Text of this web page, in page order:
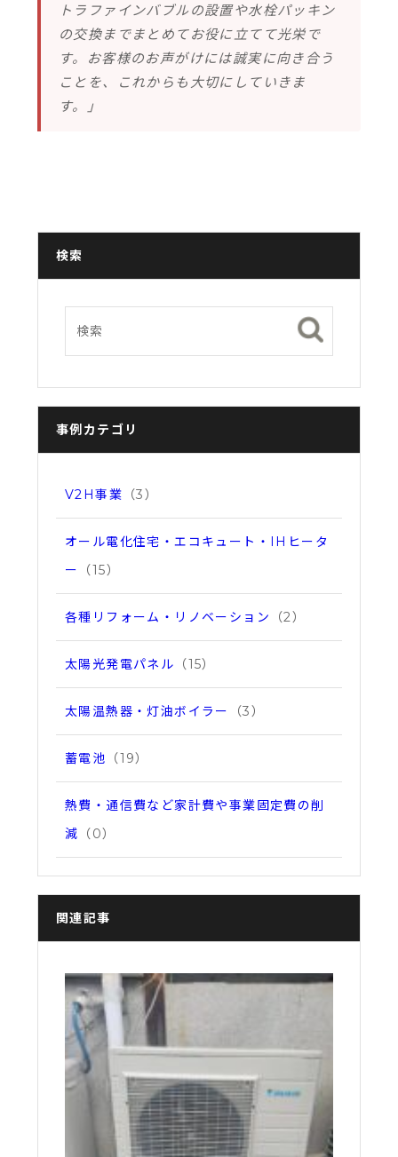
トラファインバブルの設置や水栓パッキン
の交換までまとめてお役に立てて光栄で
す。お客様のお声がけには誠実に向き合う
ことを、これからも大切にしていきま
す。」
検索
事例カテゴリ
V2H事業 （3）
オール電化住宅・エコキュート・IHヒータ
ー
（15）
各種リフォーム・リノベーション （2）
太陽光発電パネル （15）
太陽温熱器・灯油ボイラー （3）
蓄電池 （19）
熱費・通信費など家計費や事業固定費の削
減 （0）
関連記事